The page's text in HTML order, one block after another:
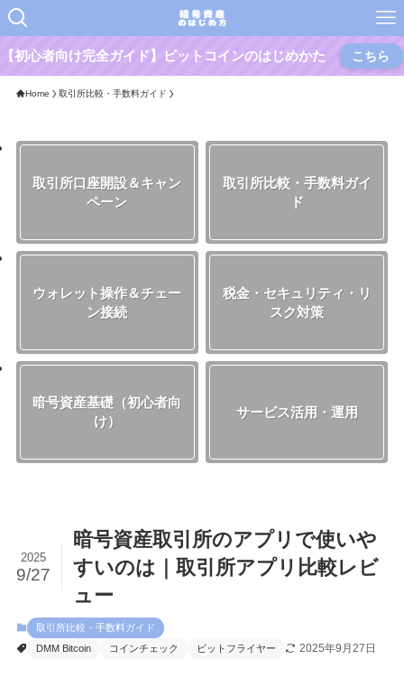
【初心者向け完全ガイド】ビットコインのはじめかた こちら
Home 取引所比較・手数料ガイド
取引所口座開設＆キャン
ペーン
取引所比較・手数料ガイ
ド
ウォレット操作＆チェー
ン接続
税金・セキュリティ・リ
スク対策
暗号資産基礎（初心者向
け）
サービス活用・運用
暗号資産取引所のアプリで使いや
すいのは｜取引所アプリ比較レビ
ュー
2025
9/27
取引所比較・手数料ガイド
DMM Bitcoin
コインチェック ビットフライヤー 2025年9月27日